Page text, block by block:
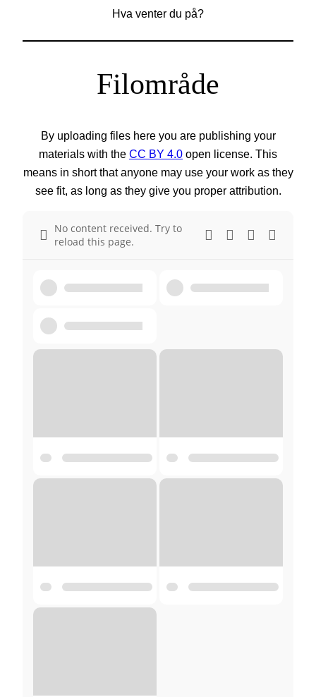
Hva venter du på?
Filområde
By uploading files here you are publishing your
materials with the CC BY 4.0 open license. This
means in short that anyone may use your work as they
see fit, as long as they give you proper attribution.
No content received. Try to
reload this page.